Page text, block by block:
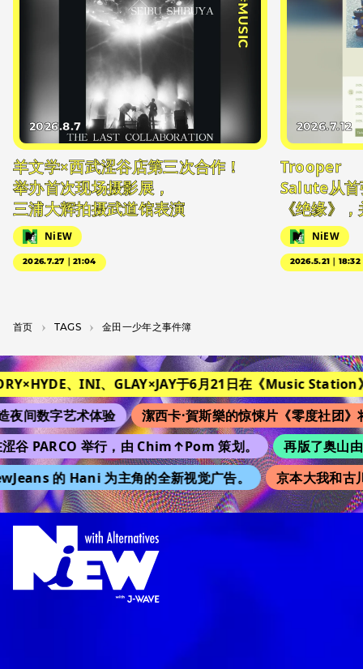
#MUSIC
2026.8.7
羊文学×西武涩谷店第三次合作！
举办首次现场摄影展，
三浦大辉拍摄武道馆表演
NiEW
2026.7.27｜21:04
2026.7.12
Trooper
Salute从首
《绝缘》
NiEW
2026.5.21｜18:32
首页 T­A­G­S 金田一少年之事件簿
、INI、GLAY×JAY于6月21日在《Music Station》
间数字艺术体验
潔西卡·賀斯樂的惊悚片《零度社团》
PARCO 举行，由 Chim↑Pom 策划。
再版了奥山
的 Hani 为主角的全新视觉广告。
京本大我和古